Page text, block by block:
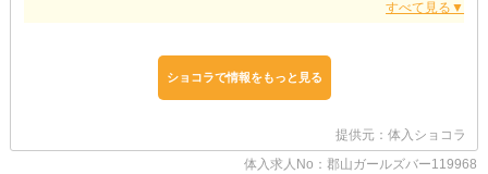
「親からのお小遣いだけ全然足りないよ～;(´◦ω◦｀):」
なんてお悩みの学生さん！
当店で神バイトを始めてみませんか？
お休みの日を使って効率よくお小遣い稼ぎをしちゃいましょう！
ショコラで情報をもっと見る
提供元：体入ショコラ
体入求人No：郡山ガールズバー119968